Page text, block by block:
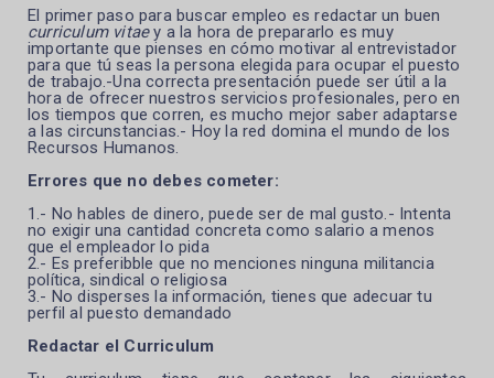
El primer paso para buscar empleo es redactar un buen
curriculum vitaey a la hora de prepararlo es muy
importante que pienses en cómo motivar al entrevistador
para que tú seas la persona elegida para ocupar el puesto
de trabajo.-Una correcta presentación puede ser útil a la
hora de ofrecer nuestros servicios profesionales, pero en
los tiempos que corren, es mucho mejor saber adaptarse
a las circunstancias.- Hoy la red domina el mundo de los
Recursos Humanos.
Errores que no debes cometer:
1.- No hables de dinero, puede ser de mal gusto.- Intenta
no exigir una cantidad concreta como salario a menos
que el empleador lo pida
2.- Es preferibble que no menciones ninguna militancia
política, sindical o religiosa
3.- No disperses la información, tienes que adecuar tu
perfil al puesto demandado
Redactar el Curriculum